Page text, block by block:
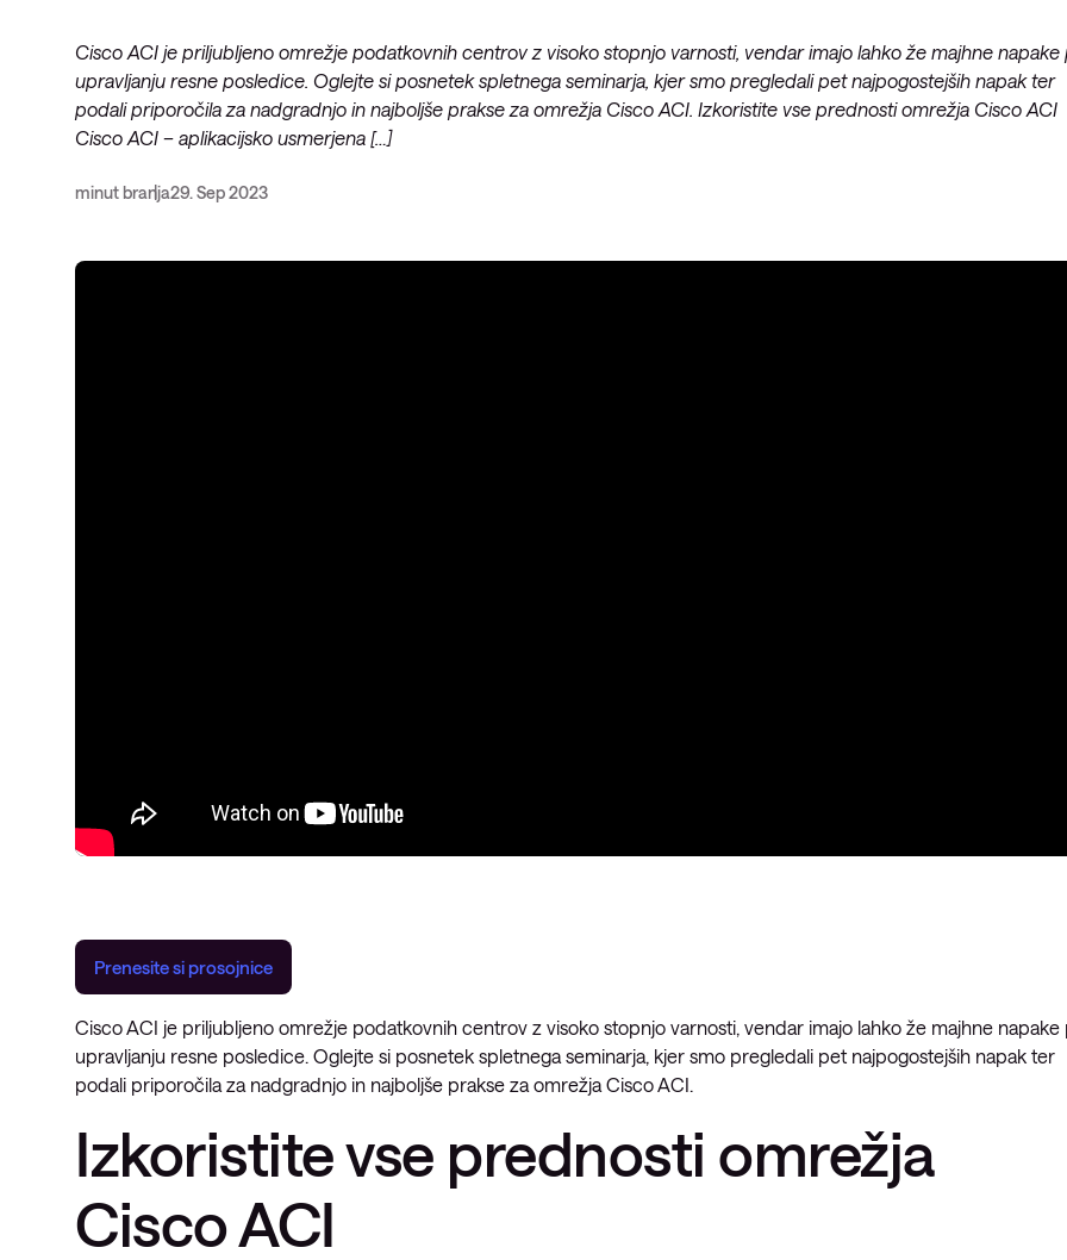
Upravljani Microsoft Defender
Upravljana storitev okrevanja po
Opazljivost
Cisco ACI je priljubljeno omrežje podatkovnih centrov z visoko stopnjo varnosti, vendar imajo lahko že majhne napake
upravljanju resne posledice. Oglejte si posnetek spletnega seminarja, kjer smo pregledali pet najpogostejših napak ter
podali priporočila za nadgradnjo in najboljše prakse za omrežja Cisco ACI. Izkoristite vse prednosti omrežja Cisco ACI
Cisco ACI – aplikacijsko usmerjena […]
minut branja29. Sep 2023
Prenesite si prosojnice
Cisco ACI je priljubljeno omrežje podatkovnih centrov z visoko stopnjo varnosti, vendar imajo lahko že majhne napake
upravljanju resne posledice. Oglejte si posnetek spletnega seminarja, kjer smo pregledali pet najpogostejših napak ter
podali priporočila za nadgradnjo in najboljše prakse za omrežja Cisco ACI.
Izkoristite vse prednosti omrežja
Cisco ACI